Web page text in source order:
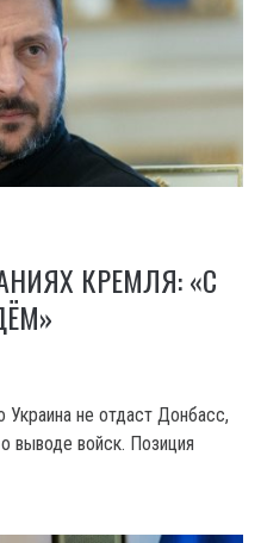
КРЕМЛЯ: «С
Украина не отдаст Донбасс,
выводе войск. Позиция